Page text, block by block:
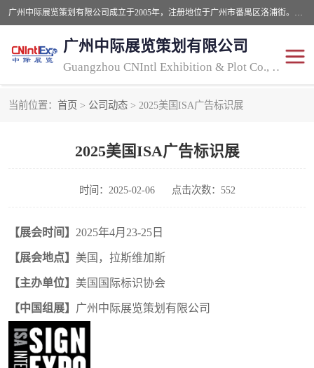
广州中际展览策划有限公司成立于2005年，注册地位于广州市番禺区洛浦街。经营范围包括会议及展览服务，大型活动组织策划服务，展台设计服务，广告业等；主要从事国外广告、标识、印花、LED、照明、光电、灯光、音响、视听、电子展览会等，展位预定-展品运输-签证-行程安排-补贴一站式服务。
广州中际展览策划有限公司
Guangzhou CNIntl Exhibition & Plot Co., Ltd.
当前位置： 首页 > 公司动态 > 2025美国ISA广告标识展
2025美国ISA广告标识展
时间：2025-02-06 点击次数：552
【展会时间】 2025年4月 23-25 日
【展会地点】 美国， 拉斯维加斯
【主办单位】 美国国际标识协会
【中国组展】 广州中际展览策划有限公司
展品运输
视听-灯光音响展
2025年国外广告标识展